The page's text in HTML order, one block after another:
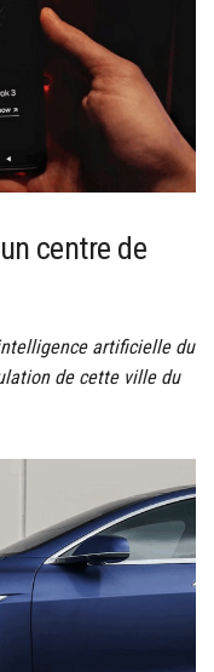
o
n
centre de
artificielle du
de cette ville du